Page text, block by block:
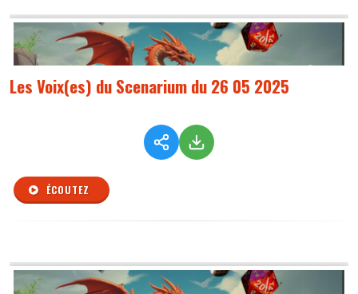
Les Voix(es) du Scenarium du 26 05 2025
ÉCOUTEZ